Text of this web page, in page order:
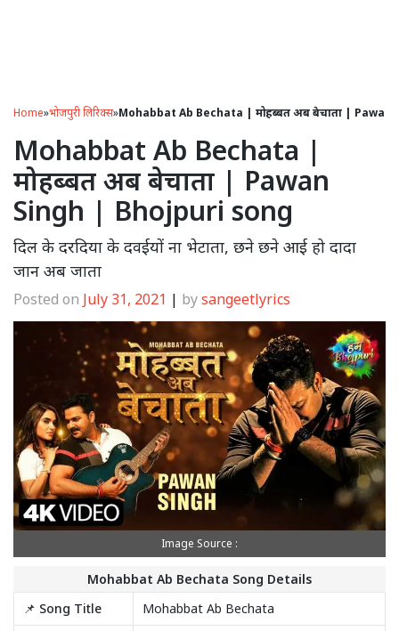
Home»भोजपुरी लिरिक्स»Mohabbat Ab Bechata | मोहब्बत अब बेचाता |
Mohabbat Ab Bechata |
मोहब्बत अब बेचाता | Pawan
Singh | Bhojpuri song
दिल के दरदिया के दवईयों ना भेटाता, छने छने आई हो दादा
जान अब जाता
Posted on July 31, 2021 | bysangeetlyrics
Image Source :
Mohabbat Ab Bechata Song Details
📌 Song Title
Mohabbat Ab Bechata